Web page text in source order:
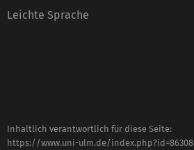
Leichte Sprache
Inhaltlich verantwortlich für diese Seite:
https://www.uni-ulm.de/index.php?id=86308